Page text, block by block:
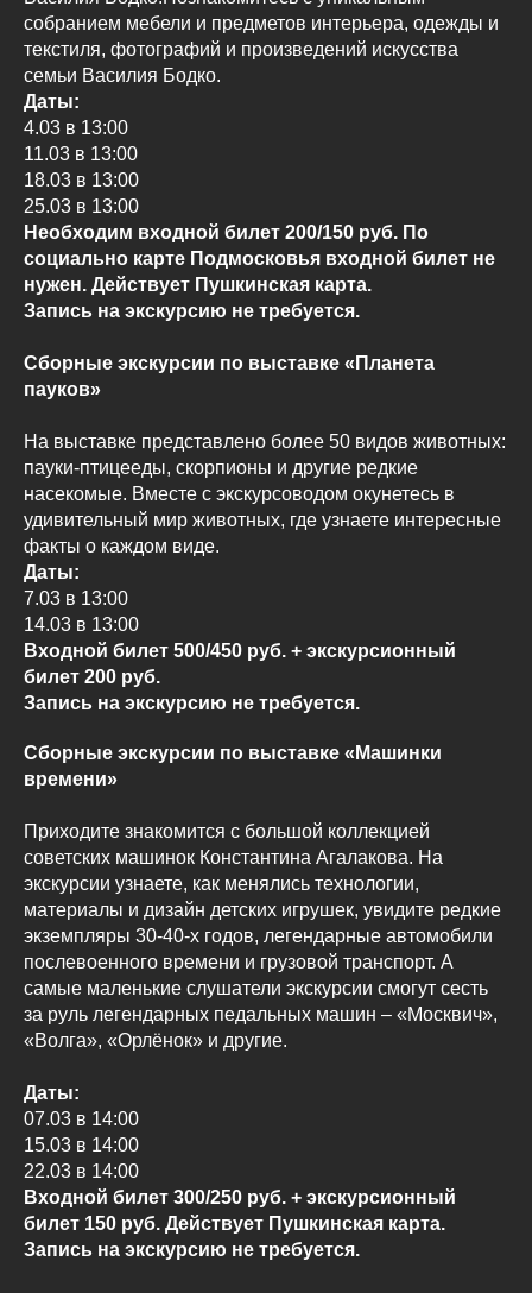
собранием мебели и предметов интерьера, одежды и
текстиля, фотографий и произведений искусства
семьи Василия Бодко.
Даты:
4.03 в 13:00
11.03 в 13:00
18.03 в 13:00
25.03 в 13:00
Необходим входной билет 200/150 руб. По
социально карте Подмосковья входной билет не
нужен. Действует Пушкинская карта.
Запись на экскурсию не требуется.
Сборные экскурсии по выставке «Планета
пауков»
На выставке представлено более 50 видов животных:
пауки-птицееды, скорпионы и другие редкие
насекомые. Вместе с экскурсоводом окунетесь в
удивительный мир животных, где узнаете интересные
факты о каждом виде.
Даты:
7.03 в 13:00
14.03 в 13:00
Входной билет 500/450 руб. + экскурсионный
билет 200 руб.
Запись на экскурсию не требуется.
Сборные экскурсии по выставке «Машинки
времени»
Приходите знакомится с большой коллекцией
советских машинок Константина Агалакова. На
экскурсии узнаете, как менялись технологии,
материалы и дизайн детских игрушек, увидите редкие
экземпляры 30-40-х годов, легендарные автомобили
послевоенного времени и грузовой транспорт. А
самые маленькие слушатели экскурсии смогут сесть
за руль легендарных педальных машин – «Москвич»,
«Волга», «Орлёнок» и другие.
Даты:
07.03 в 14:00
15.03 в 14:00
22.03 в 14:00
Входной билет 300/250 руб. + экскурсионный
билет 150 руб. Действует Пушкинская карта.
Запись на экскурсию не требуется.